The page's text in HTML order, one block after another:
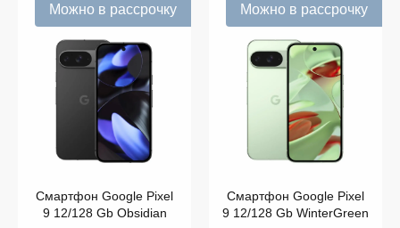
Память
Можно в рассрочку
Смартфон Google Pixel
9 12/128 Gb Obsidian
Можно в рассрочку
Смартфон Google Pixel
9 12/128 Gb WinterGreen